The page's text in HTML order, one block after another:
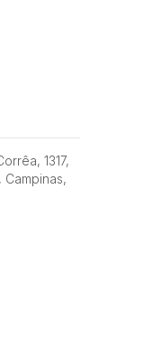
, 1317,
, Campinas,